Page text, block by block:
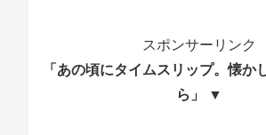
スポンサーリンク
「あの頃にタイムスリップ。懐か
ら」 ▼